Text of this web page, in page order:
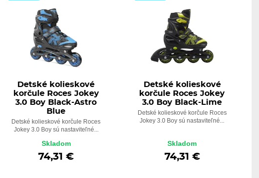
Detské kolieskové
korčule Roces Jokey
3.0 Boy Black-Astro
Blue
Detské kolieskové korčule Roces
Jokey 3.0 Boy sú nastaviteľné...
Skladom
74,31 €
Detské kolieskové
korčule Roces Jokey
3.0 Boy Black-Lime
Detské kolieskové korčule Roces
Jokey 3.0 Boy sú nastaviteľné...
Skladom
74,31 €